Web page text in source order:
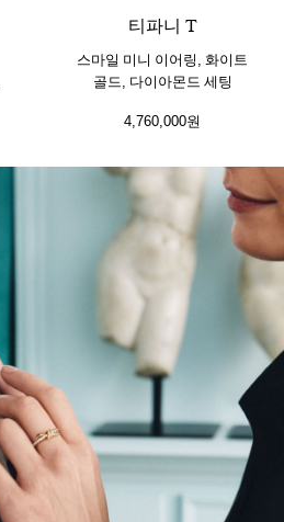
티파니 T
스마일 미니 이어링, 화이트
골드, 다이아몬드 세팅
4,760,000원